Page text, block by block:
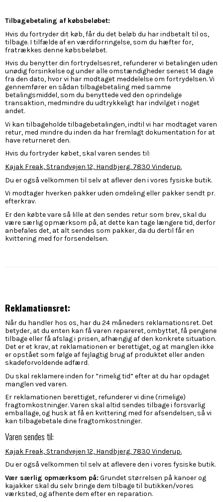
Tilbagebetaling af købsbeløbet:
Hvis du fortryder dit køb, får du det beløb du har indbetalt til os,
tilbage. I tilfælde af en værdiforringelse, som du hæfter for,
fratrækkes denne købsbeløbet.
Hvis du benytter din fortrydelsesret, refunderer vi betalingen uden
unødig forsinkelse og under alle omstændigheder senest 14 dage
fra den dato, hvor vi har modtaget meddelelse om fortrydelsen. Vi
gennemfører en sådan tilbagebetaling med samme
betalingsmiddel, som du benyttede ved den oprindelige
transaktion, medmindre du udtrykkeligt har indvilget i noget
andet.
Vi kan tilbageholde tilbagebetalingen, indtil vi har modtaget varen
retur, med mindre du inden da har fremlagt dokumentation for at
have returneret den.
Hvis du fortryder købet, skal varen sendes til:
Kajak Freak, Strandvejen 12, Handbjerg, 7830 Vinderup.
Du er også velkommen til selv at aflever den i vores fysiske butik.
Vi modtager hverken pakker uden omdeling eller pakker sendt pr.
efterkrav.
Er den købte vare så lille at den sendes retur som brev, skal du
være særlig opmærksom på, at dette kan tage længere tid, derfor
anbefales det, at alt sendes som pakker, da du dertil får en
kvittering med for forsendelsen.
Reklamationsret:
Når du handler hos os, har du 24 måneders reklamationsret. Det
betyder, at du enten kan få varen repareret, ombyttet, få pengene
tilbage eller få afslag i prisen, afhængig af den konkrete situation.
Det er et krav, at reklamationen er berettiget, og at manglen ikke
er opstået som følge af fejlagtig brug af produktet eller anden
skadeforvoldende adfærd.
Du skal reklamere inden for ”rimelig tid” efter at du har opdaget
manglen ved varen.
Er reklamationen berettiget, refunderer vi dine (rimelige)
fragtomkostninger. Varen skal altid sendes tilbage i forsvarlig
emballage, og husk at få en kvittering med for afsendelsen, så vi
kan tilbagebetale dine fragtomkostninger.
Varen sendes til:
Kajak Freak, Strandvejen 12, Handbjerg, 7830 Vinderup.
Du er også velkommen til selv at aflevere den i vores fysiske butik.
Vær særlig opmærksom på: Grundet størrelsen på kanoer og
kajakker skal du selv bringe dem tilbage til butikken/vores
værksted, og afhente dem efter en reparation.